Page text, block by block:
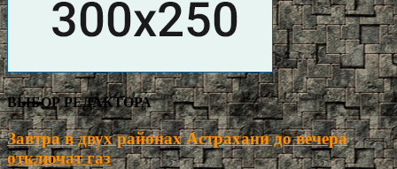
ВЫБОР РЕДАКТОРА
Завтра в двух районах Астрахани до вечера
отключат газ